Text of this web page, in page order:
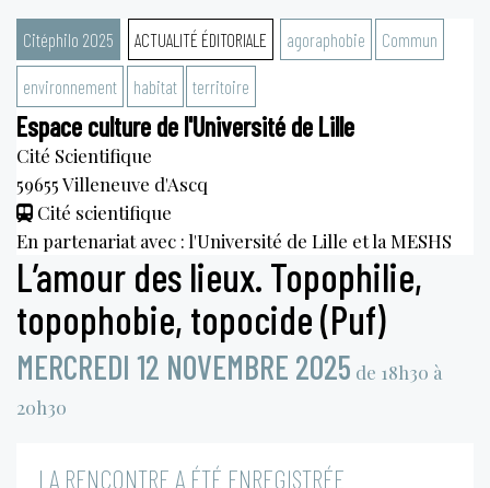
Citéphilo 2025 ACTUALITÉ ÉDITORIALE agoraphobie Commun
environnement habitat territoire
Espace culture de l'Université de Lille
Cité Scientifique
59655Villeneuve d'Ascq
Cité scientifique
En partenariat avec : l'Université de Lille et la MESHS
L’amour des lieux. Topophilie,
topophobie, topocide (Puf)
MERCREDI 12 NOVEMBRE 2025 de 18h30 à
20h30
LA RENCONTRE A ÉTÉ ENREGISTRÉE